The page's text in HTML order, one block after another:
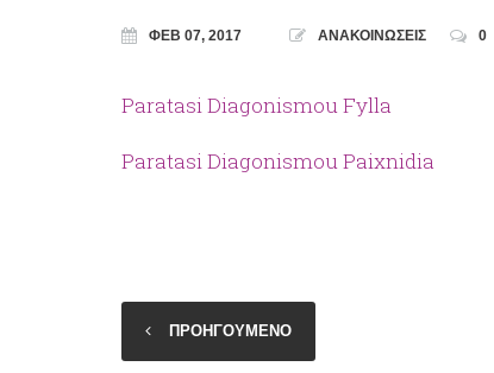
ΦΕΒ 07, 2017 ΑΝΑΚΟΙΝΩΣΕΙΣ 0
Paratasi Diagonismou Fylla
Paratasi Diagonismou Paixnidia
ΠΡΟΗΓΟΥΜΕΝΟ